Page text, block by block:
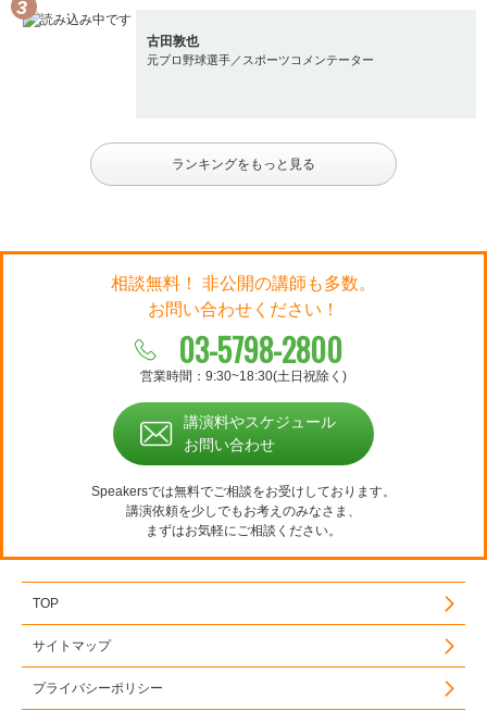
古田敦也
元プロ野球選手／スポーツコメンテーター
ランキングをもっと見る
相談無料！ 非公開の講師も多数。
お問い合わせください！
03-5798-2800
営業時間：9:30~18:30(土日祝除く)
講演料やスケジュール
お問い合わせ
Speakersでは無料でご相談をお受けしております。
講演依頼を少しでもお考えのみなさま、
まずはお気軽にご相談ください。
TOP
サイトマップ
プライバシーポリシー